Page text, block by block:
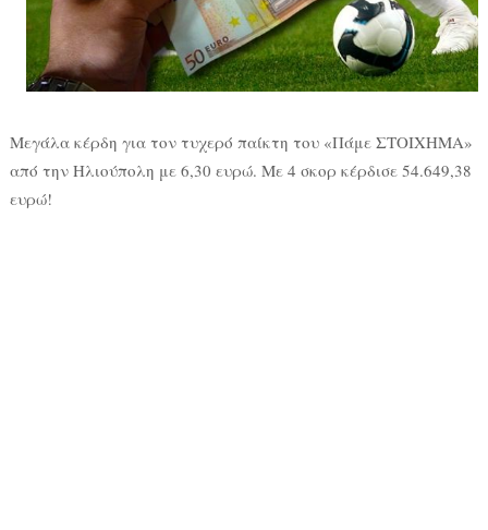
Μεγάλα κέρδη για τον τυχερό παίκτη του «Πάμε ΣΤΟΙΧΗΜΑ»
από την Ηλιούπολη με 6,30 ευρώ. Με 4 σκορ κέρδισε 54.649,38
ευρώ!